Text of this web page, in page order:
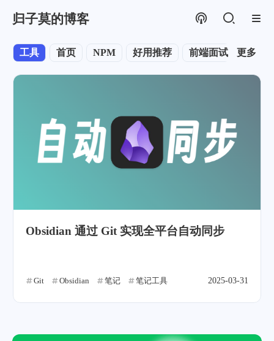
归子莫的博客
首页 NPM
工具 好用推荐 前端面试 科技
更多
Obsidian 通过 Git 实现全平台自动同步
Git Obsidian 笔记 笔记工具 2025-03-31